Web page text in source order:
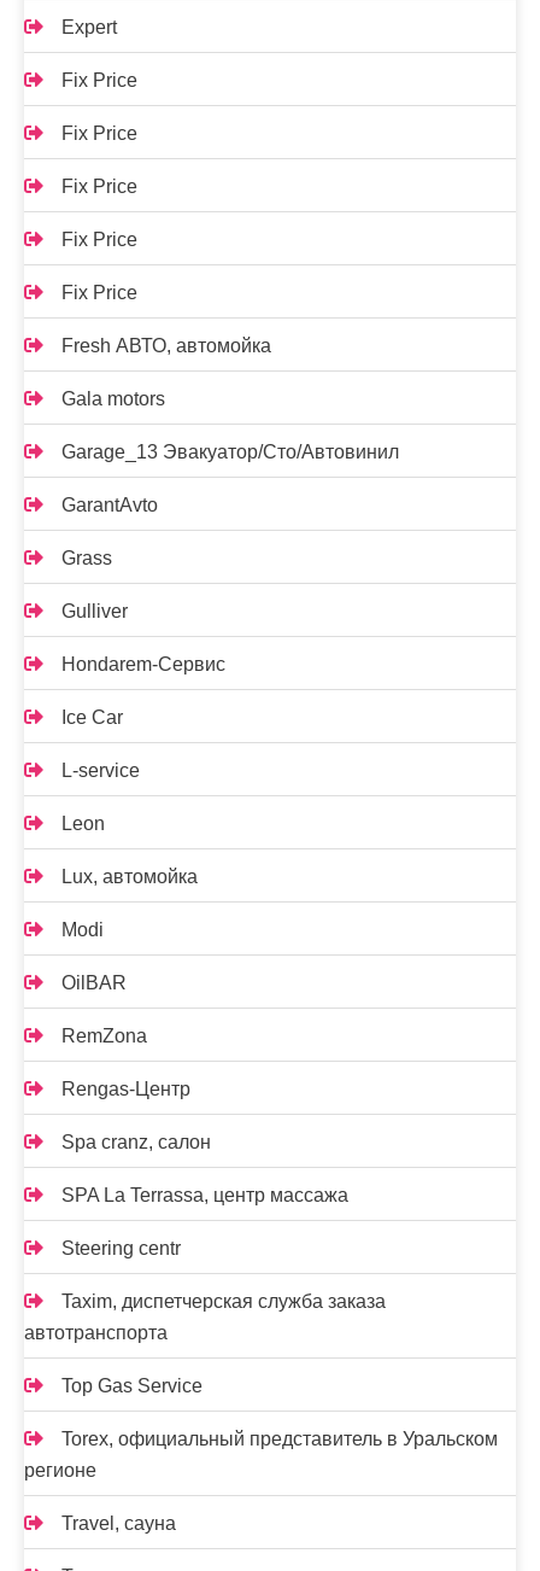
Expert
Fix Price
Fix Price
Fix Price
Fix Price
Fix Price
Fresh АВТО, автомойка
Gala motors
Garage_13 Эвакуатор/Сто/Автовинил
GarantAvto
Grass
Gulliver
Hondarem-Сервис
Ice Car
L-service
Leon
Lux, автомойка
Modi
OilBAR
RemZona
Rengas-Центр
Spa cranz, салон
SPA La Terrassa, центр массажа
Steering centr
Taxim, диспетчерская служба заказа
автотранспорта
Top Gas Service
Torex, официальный представитель в Уральском
регионе
Travel, сауна